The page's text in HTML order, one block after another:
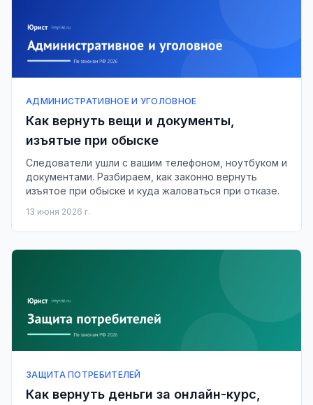
АДМИНИСТРАТИВНОЕ И УГОЛОВНОЕ
Как вернуть вещи и документы,
изъятые при обыске
Следователи ушли с вашим телефоном, ноутбуком и
документами. Разбираем, как законно вернуть
изъятое при обыске и куда жаловаться при отказе.
13 июня 2026 г.
ЗАЩИТА ПОТРЕБИТЕЛЕЙ
Как вернуть деньги за онлайн-курс,